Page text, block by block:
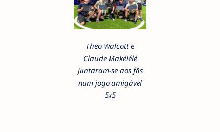
Theo Walcott e
Claude Makélélé
juntaram-se aos fãs
num jogo amigável
5x5